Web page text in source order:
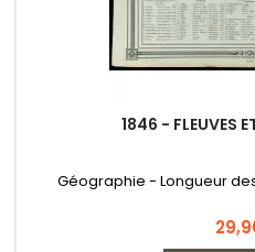
1846 - FLEUVES
Géographie - Longueur
Prix